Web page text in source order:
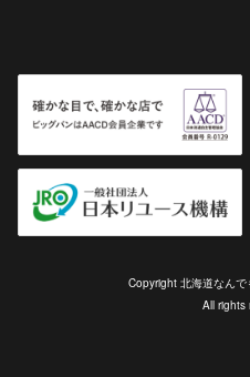
Copyright 北海道なん
All rights